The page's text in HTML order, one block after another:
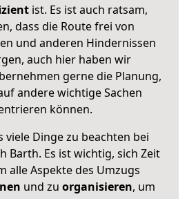
ist. Es ist auch ratsam,
dass die Route frei von
und anderen Hindernissen
auch hier haben wir
gerne die Planung,
andere wichtige Sachen
können.
viele Dinge zu beachten bei
Barth. Es ist wichtig, sich Zeit
alle Aspekte des Umzugs
und zu organisieren, um